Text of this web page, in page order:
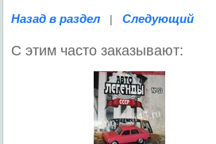
Назад в раздел | Следующий
С этим часто заказывают: